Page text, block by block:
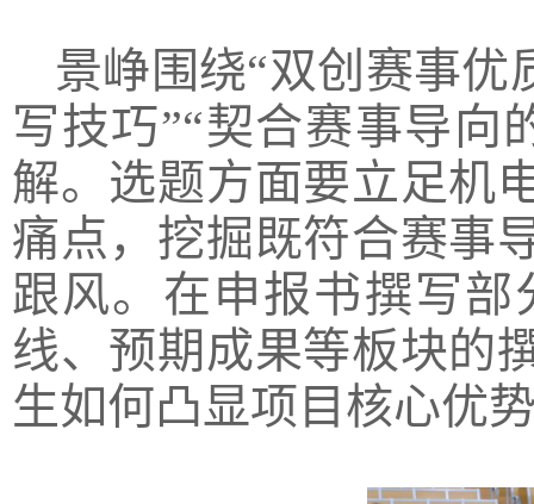
景峥围绕“双创赛事优
写技巧”“契合赛事导向
解。选题方面要立足机
痛点，挖掘既符合赛事
跟风。在申报书撰写
线、预期成果等板块的
生如何凸显项目核心优